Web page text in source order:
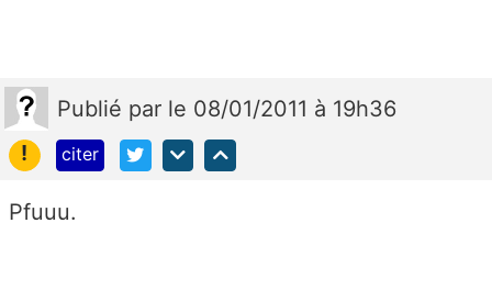
Publié par le 08/01/2011 à 19h36
!
citer
Pfuuu.